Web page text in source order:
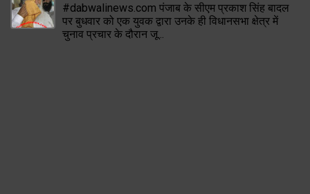
#dabwalinews.com पंजाब के सीएम प्रकाश सिंह बादल
पर बुधवार को एक युवक द्वारा उनके ही विधानसभा क्षेत्र में
चुनाव प्रचार के दौरान जू...